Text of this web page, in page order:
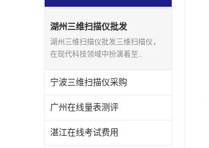
湖州三维扫描仪批发
湖州三维扫描仪批发三维扫描仪，
在现代科技领域中扮演着至..
宁波三维扫描仪采购
广州在线量表测评
湛江在线考试费用